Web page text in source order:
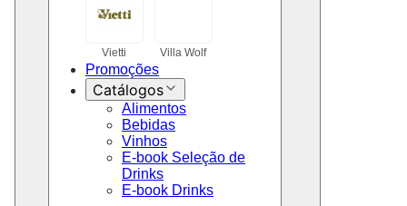
Vietti Villa Wolf
Promoções
Catálogos
Alimentos
Bebidas
Vinhos
E-book Seleção de
Drinks
E-book Drinks